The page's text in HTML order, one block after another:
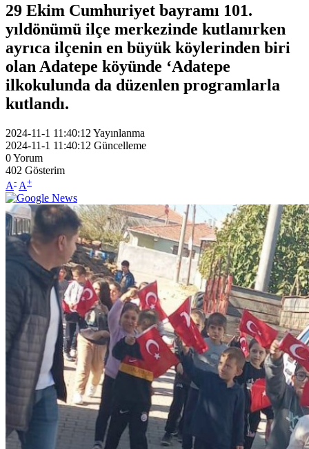
29 Ekim Cumhuriyet bayramı 101.
yıldönümü ilçe merkezinde kutlanırken
ayrıca ilçenin en büyük köylerinden biri
olan Adatepe köyünde ‘Adatepe
ilkokulunda da düzenlen programlarla
kutlandı.
2024-11-1 11:40:12 Yayınlanma
2024-11-1 11:40:12 Güncelleme
0Yorum
402 Gösterim
A- A+